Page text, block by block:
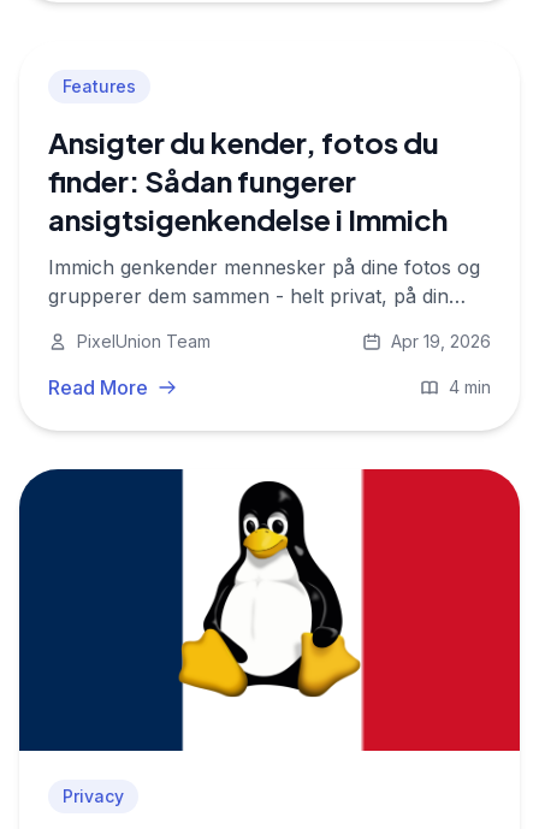
Features
Ansigter du kender, fotos du
finder: Sådan fungerer
ansigtsigenkendelse i Immich
Immich genkender mennesker på dine fotos og
grupperer dem sammen - helt privat, på din
Her er hvordan det fungerer og hvorfor det er
vigtig.
PixelUnion Team Apr 19, 2026
Read More 4 min
Privacy